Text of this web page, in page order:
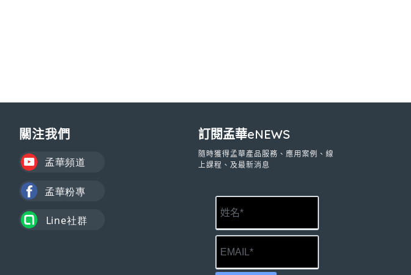
關注我們 訂閱孟華eNEWS
隨時獲得孟華產品服務、應用案例、線
上課程、及最新消息